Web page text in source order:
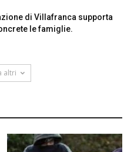
di Villafranca supporta
le famiglie.
altri